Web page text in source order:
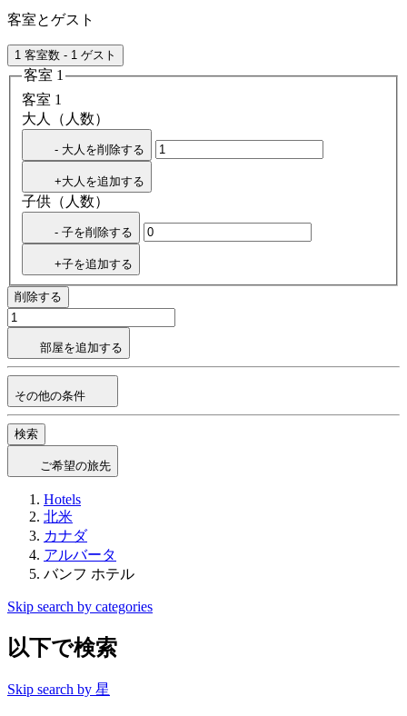
客室とゲスト
1 客室数 - 1 ゲスト
客室 1
客室 1
大人（人数）
- 大人を削除する
+大人を追加する
子供（人数）
- 子を削除する
+子を追加する
削除する
部屋を追加する
その他の条件
検索
ご希望の旅先
Hotels
北米
カナダ
アルバータ
バンフ ホテル
Skip search by categories
以下で検索
Skip search by 星